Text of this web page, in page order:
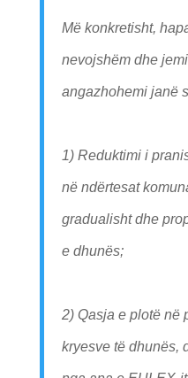
Më konkretisht,
nevojshëm dhe
angazhohemi janë
1) Reduktimi i
në ndërtesat
gradualisht dhe
e dhunës;
2) Qasja e plotë në
kryesve të dhunës,